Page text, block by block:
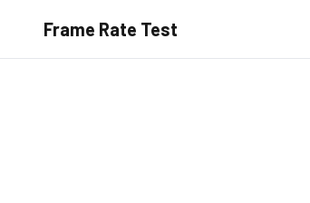
Frame Rate Test